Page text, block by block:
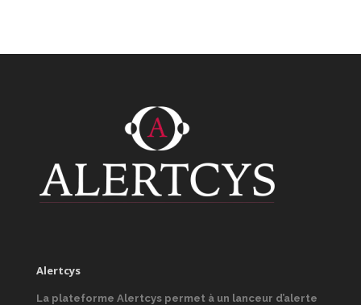
Alertcys
La plateforme Alertcys permet à un lanceur d’alerte